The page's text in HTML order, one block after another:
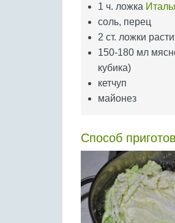
1 ч. ложка
соль, перец
2 ст. ложки
150-180 мл
кубика)
кетчуп
майонез
Способ